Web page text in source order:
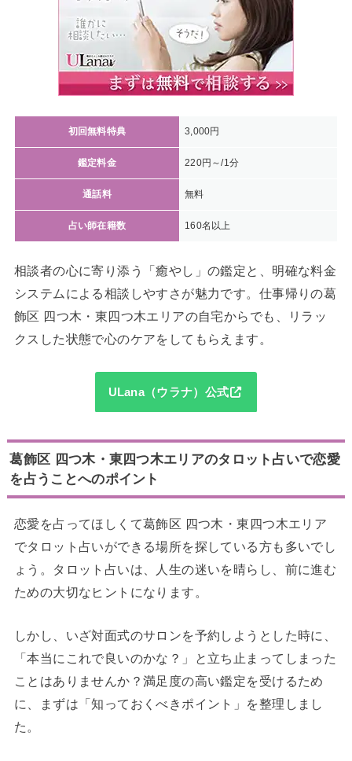
初回無料特典 3,000円
鑑定料金 220円～/1分
通話料 無料
占い師在籍数 160名以上
相談者の心に寄り添う「癒やし」の鑑定と、明確な料金
システムによる相談しやすさが魅力です。仕事帰りの葛
飾区 四つ木・東四つ木エリアの自宅からでも、リラッ
クスした状態で心のケアをしてもらえます。
ULana（ウラナ）公式
葛飾区 四つ木・東四つ木エリアのタロット占いで恋愛
を占うことへのポイント
恋愛を占ってほしくて葛飾区 四つ木・東四つ木エリア
でタロット占いができる場所を探している方も多いでし
ょう。タロット占いは、人生の迷いを晴らし、前に進む
ための大切なヒントになります。
しかし、いざ対面式のサロンを予約しようとした時に、
「本当にこれで良いのかな？」と立ち止まってしまった
ことはありませんか？満足度の高い鑑定を受けるため
に、まずは「知っておくべきポイント」を整理しまし
た。